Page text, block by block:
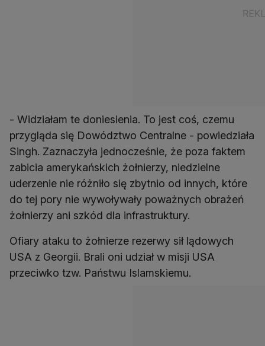
- Widziałam te doniesienia. To jest coś, czemu
przygląda się Dowództwo Centralne - powiedziała
Singh. Zaznaczyła jednocześnie, że poza faktem
zabicia amerykańskich żołnierzy, niedzielne
uderzenie nie różniło się zbytnio od innych, które
do tej pory nie wywoływały poważnych obrażeń
żołnierzy ani szkód dla infrastruktury.
Ofiary ataku to żołnierze rezerwy sił lądowych
USA z Georgii. Brali oni udział w misji USA
przeciwko tzw. Państwu Islamskiemu.